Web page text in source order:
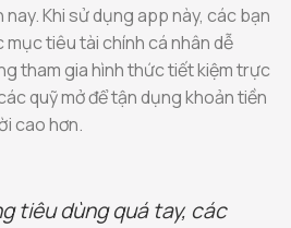
Khi sử dụng app này, các bạn
tiêu tài chính cá nhân dễ
tham gia hình thức tiết kiệm trực
quỹ mở để tận dụng khoản tiền
cao hơn.
tiêu dùng quá tay, các